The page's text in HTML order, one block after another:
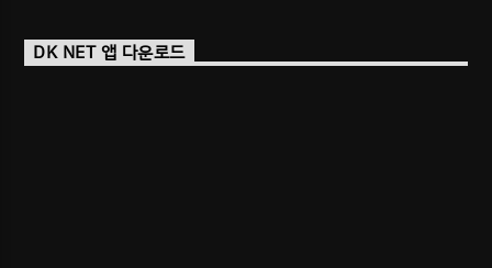
DK NET 앱 다운로드